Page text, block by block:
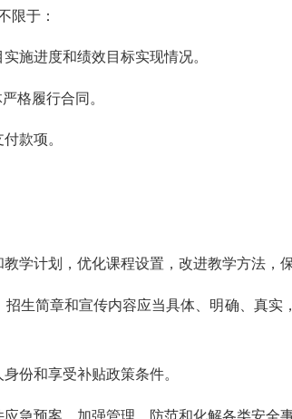
限于：
施进度和绩效目标实现情况。
格履行合同。
款项。
计划，优化课程设置，改进教学方法，保
简章和宣传内容应当具体、明确、真实
份和享受补贴政策条件。
预案，加强管理，防范和化解各类安全事